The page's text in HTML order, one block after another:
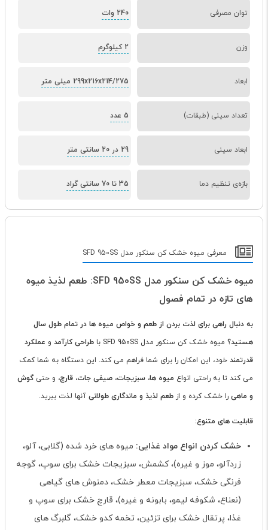
توان مصرفی 240 وات
وزن 2 کیلوگرم
ابعاد 299x216x214/275 میلی متر
تعداد سینی (طبقات) 5 عدد
ابعاد سینی 29 در 20 سانتی متر
بازه‌ی تنظیم دما 35 تا 70 سانتی گراد
معرفی میوه خشک کن سنکور مدل SFD 950SS
میوه خشک کن سنکور مدل SFD 950SS: طعم لذیذ میوه
های تازه در تمام فصول
به دنبال راهی برای لذت بردن از طعم و خواص میوه ها در تمام طول سال
هستید؟ میوه خشک کن سنکور مدل SFD 950SS با طراحی کارآمد و عملکرد
قدرتمند خود، این امکان را برای شما فراهم می کند. این دستگاه به شما کمک
می کند تا به راحتی انواع میوه ها، سبزیجات، صیفی جات، قارچ، و حتیگوش
و ماهی را خشک کرده و از طعم لذیذ و ماندگاری طولانی آنها لذت ببرید.
قابلیت های متنوع:
خشک کردن انواع مواد غذایی: میوه های خرد شده (گلابی، آلو،
زردآلو، موز و غیره)، کشمش، سبزیجات خشک برای سوپ، گوجه
فرنگی خشک، سبزیجات معطر خشک، دمنوش های گیاهی
(نعناع، شکوفه لیمو، بابونه و غیره)، قارچ خشک برای سوپ و
غذا، پرتقال خشک برای تزئین، تخمه کدو خشک، گلبرگ های